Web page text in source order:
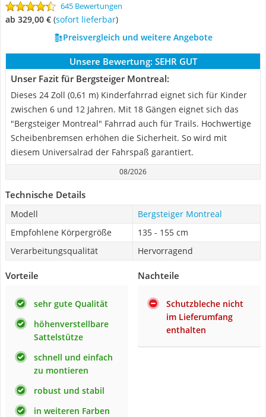
645 Bewertungen
ab 329,00 € ( Sofort lieferbar)
Preisvergleich und weitere Angebote
Unsere Bewertung: SEHR GUT
Unser Fazit für Bergsteiger Montreal:
Dieses 24 Zoll (0,61 m) Kinderfahrrad eignet sich für Kinder
zwischen 6 und 12 Jahren. Mit 18 Gängen eignet sich das
"Bergsteiger Montreal" Fahrrad auch für Trails. Hochwertige
Scheibenbremsen erhöhen die Sicherheit. So wird mit
diesem Universalrad der Fahrspaß garantiert.
08/2026
Technische Details
Modell
Bergsteiger Montreal
Empfohlene Körpergröße
135 - 155 cm
Verarbeitungsqualität
Hervorragend
Vorteile
sehr gute Qualität
höhenverstellbare
Sattelstütze
schnell und einfach
zu montieren
robust und stabil
in weiteren Farben
Nachteile
Schutzbleche nicht
im Lieferumfang
enthalten